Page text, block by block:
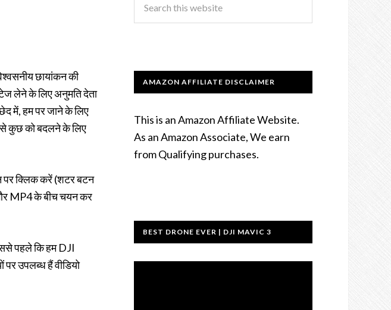
छायांकन की
लेने के लिए अनुमति देता
में, हम पर जाने के लिए
से कुछ को बदलने के लिए
पर क्लिक करें (शटर बटन
MP4 के बीच चयन कर
पहले कि हम DJI
उपलब्ध हैं वीडियो
AMAZON AFFILIATE DISCLAIMER
This is an Amazon Affiliate Website.
As an Amazon Associate, We earn
from Qualifying purchases.
BEST DRONE EVER | DJI MAVIC 3